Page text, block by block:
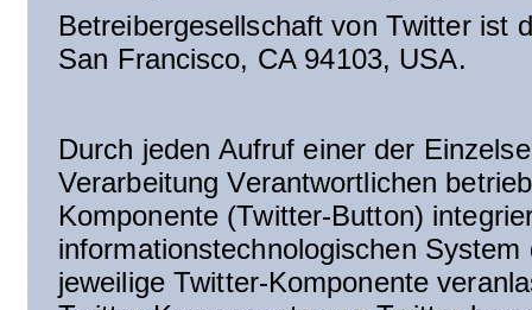
Betreibergesellschaft von Twitter ist
San Francisco, CA 94103, USA.
Durch jeden Aufruf einer der
Verarbeitung Verantwortlichen
Komponente (Twitter-Button)
informationstechnologischen
jeweilige Twitter-Komponente